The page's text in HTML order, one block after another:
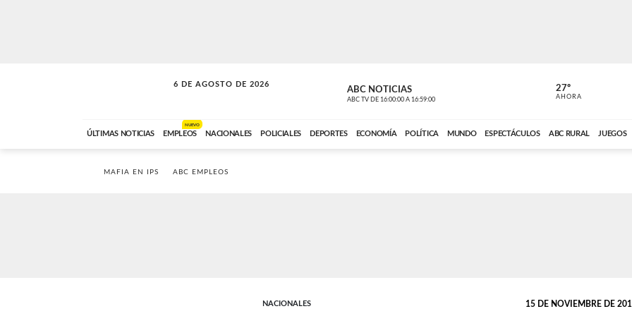
6 DE AGOSTO DE 2026
VITAMINAS ABC NOTICIAS
ABC TV DE 16:00:00 A 16:59:00 ABC CARDINAL
27º
AHORA
ÚLTIMAS NOTICIAS EMPLEOS
NUEVO
NACIONALES POLICIALES DEPORTES ECONOMÍA POLÍTICA MUNDO ESPECTÁCULOS ABC RURAL JUEGOS
MAFIA EN IPS ABC EMPLEOS
NACIONALES 15 DE NOVIEMBRE DE